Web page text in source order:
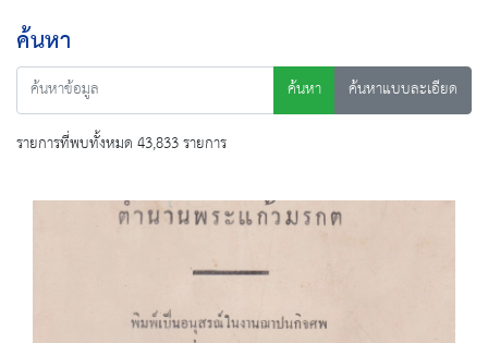
ค้นหา
ค้นหา
ค้นหาแบบละเอียด
รายการที่พบทั้งหมด 43,833 รายการ